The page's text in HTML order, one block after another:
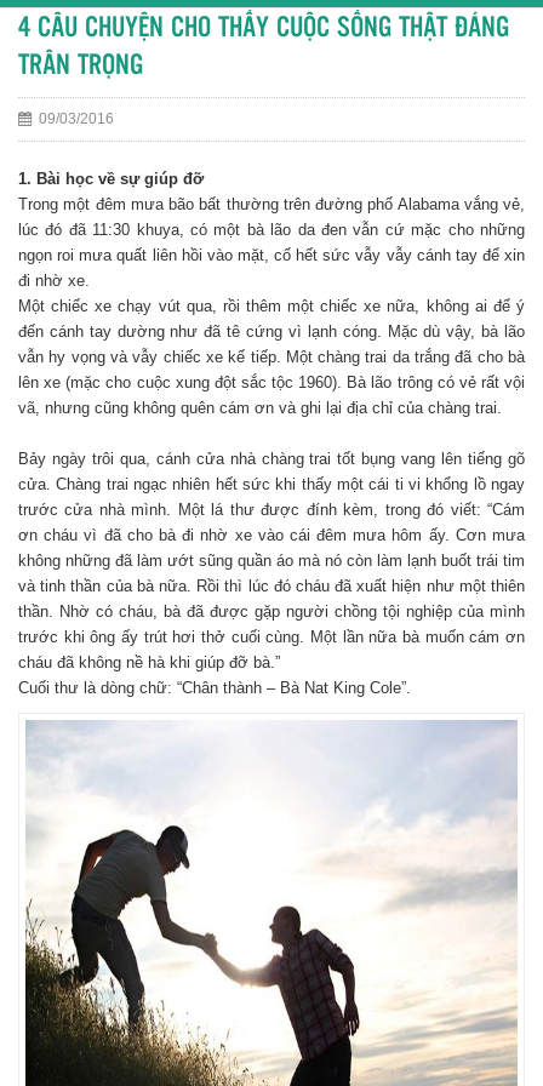
4 CÂU CHUYỆN CHO THẤY CUỘC SỐNG THẬT ĐÁNG
TRÂN TRỌNG
09/03/2016
1. Bài học về sự giúp đỡ
Trong một đêm mưa bão bất thường trên đường phố Alabama vắng vẻ,
lúc đó đã 11:30 khuya, có một bà lão da đen vẫn cứ mặc cho những
ngọn roi mưa quất liên hồi vào mặt, cố hết sức vẫy vẫy cánh tay để xin
đi nhờ xe.
Một chiếc xe chạy vút qua, rồi thêm một chiếc xe nữa, không ai để ý
đến cánh tay dường như đã tê cứng vì lạnh cóng. Mặc dù vậy, bà lão
vẫn hy vọng và vẫy chiếc xe kế tiếp. Một chàng trai da trắng đã cho bà
lên xe (mặc cho cuộc xung đột sắc tộc 1960). Bà lão trông có vẻ rất vội
vã, nhưng cũng không quên cám ơn và ghi lại địa chỉ của chàng trai.
Bảy ngày trôi qua, cánh cửa nhà chàng trai tốt bụng vang lên tiếng gõ
cửa. Chàng trai ngạc nhiên hết sức khi thấy một cái ti vi khổng lồ ngay
trước cửa nhà mình. Một lá thư được đính kèm, trong đó viết: “Cám
ơn cháu vì đã cho bà đi nhờ xe vào cái đêm mưa hôm ấy. Cơn mưa
không những đã làm ướt sũng quần áo mà nó còn làm lạnh buốt trái tim
và tinh thần của bà nữa. Rồi thì lúc đó cháu đã xuất hiện như một thiên
thần. Nhờ có cháu, bà đã được gặp người chồng tội nghiệp của mình
trước khi ông ấy trút hơi thở cuối cùng. Một lần nữa bà muốn cám ơn
cháu đã không nề hà khi giúp đỡ bà.”
Cuối thư là dòng chữ: “Chân thành – Bà Nat King Cole”.